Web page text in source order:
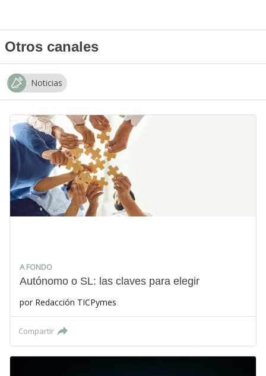
Otros canales
Noticias
A FONDO
Autónomo o SL: las claves para elegir
por Redacción TICPymes
Compartir